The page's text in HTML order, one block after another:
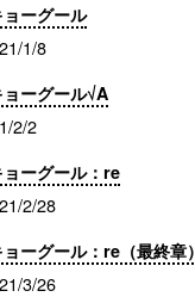
ーグール
1/8
ーグール√A
2/2
ーグール：re
2/28
ーグール：re（最終章）
3/26